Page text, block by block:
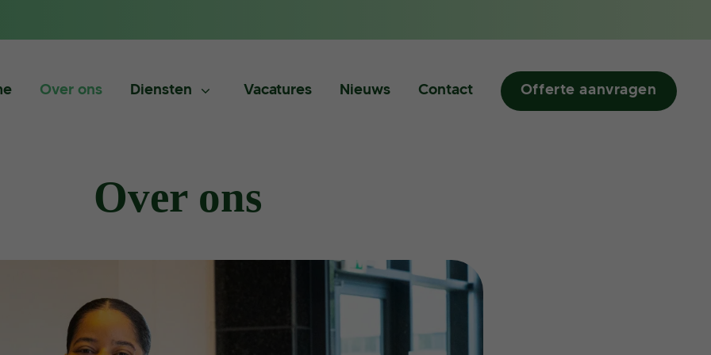
Over ons Diensten Vacatures Nieuws Contact Offerte aanvragen
Over ons